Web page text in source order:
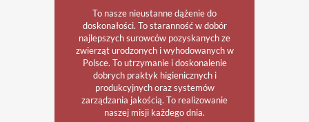
To nasze nieustanne dążenie do
doskonałości. To staranność w dobór
najlepszych surowców pozyskanych ze
zwierząt urodzonych i wyhodowanych w
Polsce. To utrzymanie i doskonalenie
dobrych praktyk higienicznych i
produkcyjnych oraz systemów
zarządzania jakością. To realizowanie
naszej misji każdego dnia.